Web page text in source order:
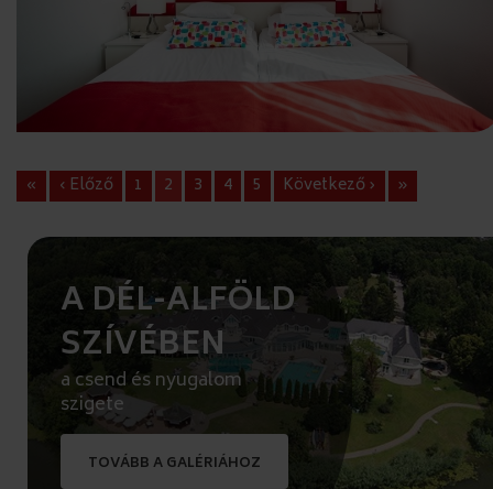
« ‹ Előző 1 2 3 4 5 Következő › »
A DÉL-ALFÖLD
SZÍVÉBEN
a csend és nyugalom
szigete
TOVÁBB A GALÉRIÁHOZ